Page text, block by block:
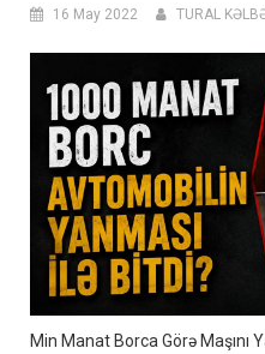
16 May 2022 TURAL
Min Manat Borca Görə Maşını